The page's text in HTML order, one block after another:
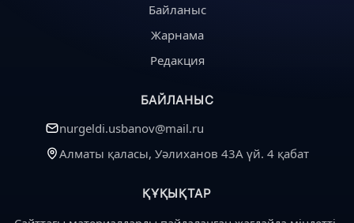
Байланыс
Жарнама
Редакция
БАЙЛАНЫС
nurgeldi.usbanov@mail.ru
Алматы қаласы, Уәлиханов 43А үй. 4 қабат
ҚҰҚЫҚТАР